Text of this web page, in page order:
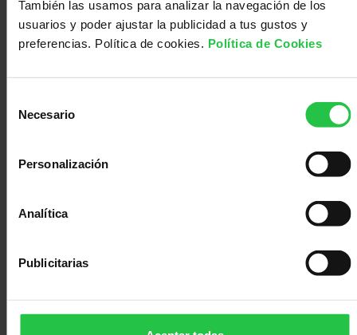
También las usamos para analizar la navegación de los
usuarios y poder ajustar la publicidad a tus gustos y
preferencias. Política de cookies. Política de Cookies
Necesario
Personalización
Analítica
Publicitarias
Médico
Acompañamiento
Ayuda Predoctoral AECC Valencia 2025